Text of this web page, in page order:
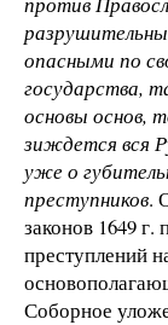
опасными по
государства,
основы основ,
зиждется вся
уже о
преступников.
законов 1649
преступлений
Соборное